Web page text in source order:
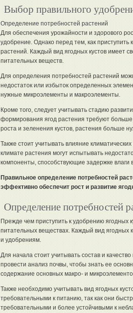
Выбор правильного
Определение потребностей растений
Для обеспечения урожайности и здорового
удобрение. Однако перед тем, как
растений. Каждый вид ягодных кустов имеет
питательных веществ.
Для определения потребностей растений
недостаток или избыток определенных
нужные микроэлементы и макроэлементы.
Кроме того, следует учитывать стадию
формирования ягод растения требуют
роста и зеленения кустов, растения больше
Также стоит учитывать влияние
климате растения могут испытывать
компоненты, способствующие задержке влаги
Правильное определение потребностей
эффективно обеспечит рост и развитие
Определение потребностей
Прежде чем приступить к удобрению ягодных
питательных веществах. Каждый вид ягодных
и удобрениям.
Для начала стоит учитывать состав и
провести анализ почвы, чтобы знать ее
содержание основных макро- и
Также необходимо учитывать вид ягодных
требовательными к питанию, так как они
требовательными и более устойчивыми к